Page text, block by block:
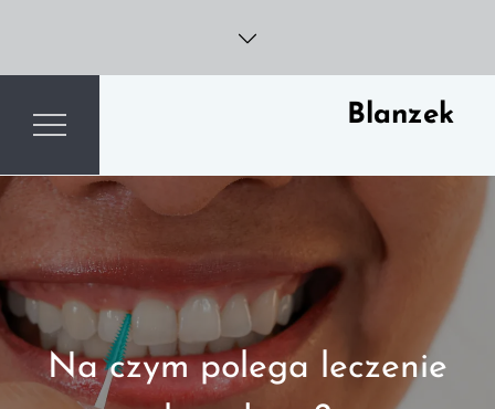
content
Blanzek
Na czym polega leczenie